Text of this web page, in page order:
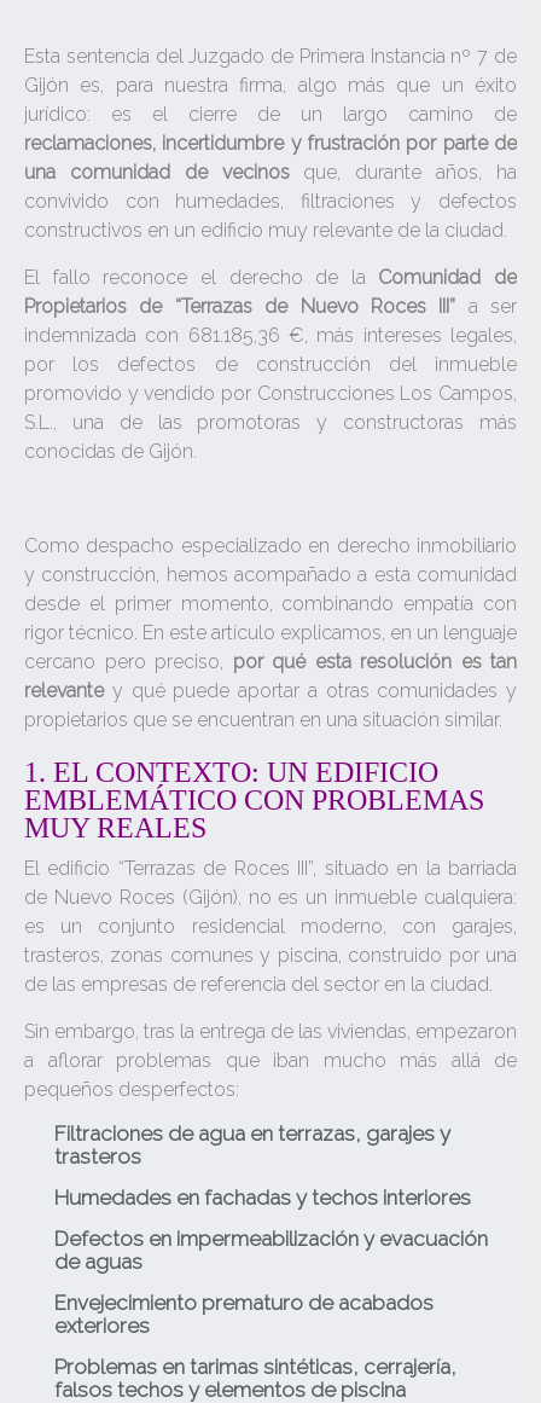
Esta sentencia del Juzgado de Primera Instancia nº 7 de
Gijón es, para nuestra firma, algo más que un éxito
jurídico: es el cierre de un largo camino de
reclamaciones, incertidumbre y frustración por parte de
una comunidad de vecinosque, durante años, ha
convivido con humedades, filtraciones y defectos
constructivos en un edificio muy relevante de la ciudad.
El fallo reconoce el derecho de la Comunidad de
Propietarios de “Terrazas de Nuevo Roces III” a ser
indemnizada con 681.185,36 €, más intereses legales,
por los defectos de construcción del inmueble
promovido y vendido por Construcciones Los Campos,
S.L., una de las promotoras y constructoras más
conocidas de Gijón.
Como despacho especializado en derecho inmobiliario
y construcción, hemos acompañado a esta comunidad
desde el primer momento, combinando empatía con
rigor técnico. En este artículo explicamos, en un lenguaje
cercano pero preciso, por qué esta resolución es tan
relevantey qué puede aportar a otras comunidades y
propietarios que se encuentran en una situación similar.
1. EL CONTEXTO: UN EDIFICIO
EMBLEMÁTICO CON PROBLEMAS
MUY REALES
El edificio “Terrazas de Roces III”, situado en la barriada
de Nuevo Roces (Gijón), no es un inmueble cualquiera:
es un conjunto residencial moderno, con garajes,
trasteros, zonas comunes y piscina, construido por una
de las empresas de referencia del sector en la ciudad.
Sin embargo, tras la entrega de las viviendas, empezaron
a aflorar problemas que iban mucho más allá de
pequeños desperfectos:
Filtraciones de agua en terrazas, garajes y
trasteros
Humedades en fachadas y techos interiores
Defectos en impermeabilización y evacuación
de aguas
Envejecimiento prematuro de acabados
exteriores
Problemas en tarimas sintéticas, cerrajería,
falsos techos y elementos de piscina